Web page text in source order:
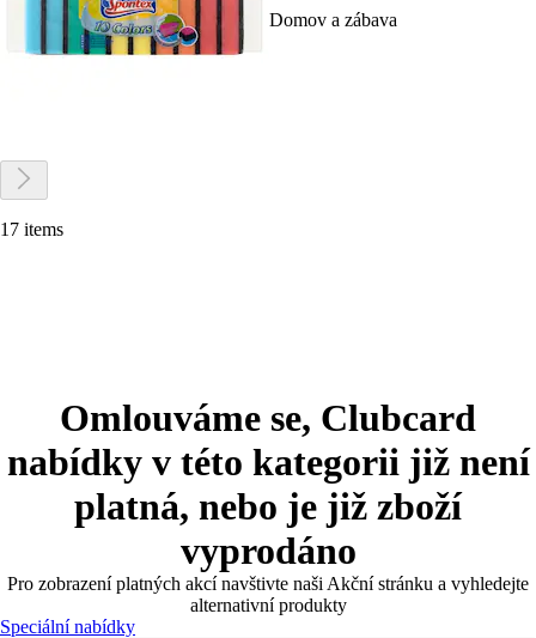
Domov a zábava
17 items
Omlouváme se, Clubcard
nabídky v této kategorii již není
platná, nebo je již zboží
vyprodáno
Pro zobrazení platných akcí navštivte naši Akční stránku a vyhledejte
alternativní produkty
Speciální nabídky